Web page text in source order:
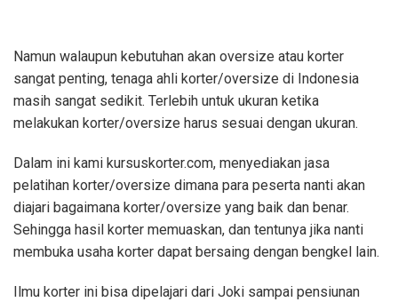
Namun walaupun kebutuhan akan oversize atau korter
sangat penting, tenaga ahli korter/oversize di Indonesia
masih sangat sedikit. Terlebih untuk ukuran ketika
melakukan korter/oversize harus sesuai dengan ukuran.
Dalam ini kami kursuskorter.com, menyediakan jasa
pelatihan korter/oversize dimana para peserta nanti akan
diajari bagaimana korter/oversize yang baik dan benar.
Sehingga hasil korter memuaskan, dan tentunya jika nanti
membuka usaha korter dapat bersaing dengan bengkel lain.
Ilmu korter ini bisa dipelajari dari Joki sampai pensiunan